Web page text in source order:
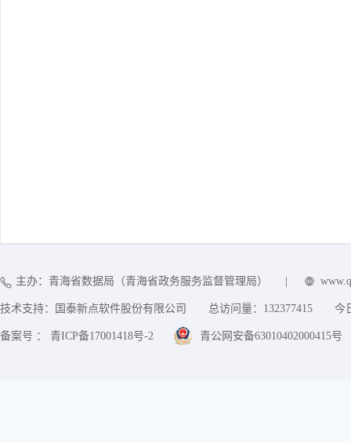
主办：青海省数据局（青海省政务服务监督管理局）
技术支持：国泰新点软件股份有限公司 总访问量： 132377415 今
备案号 ： 青ICP备17001418号-2 青公网安备63010402000415号